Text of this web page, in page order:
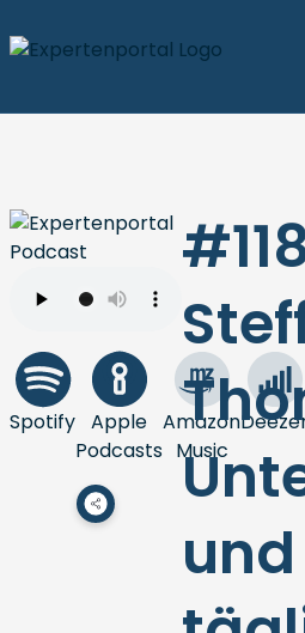
Spotify Apple
Podcasts
Amazon
Music